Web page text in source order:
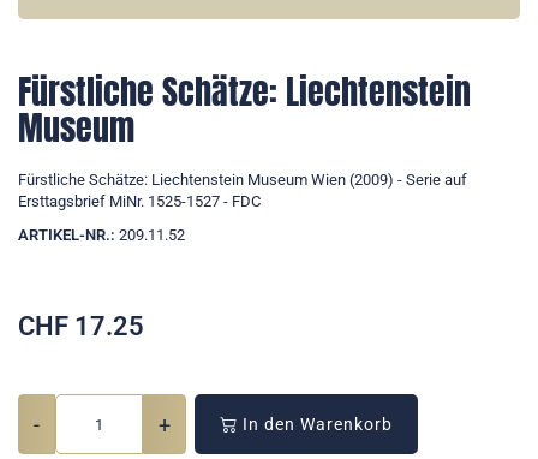
Fürstliche Schätze: Liechtenstein
Museum
Fürstliche Schätze: Liechtenstein Museum Wien (2009) - Serie auf
Ersttagsbrief MiNr. 1525-1527 - FDC
ARTIKEL-NR.: 209.11.52
CHF 17.25
- + In den Warenkorb